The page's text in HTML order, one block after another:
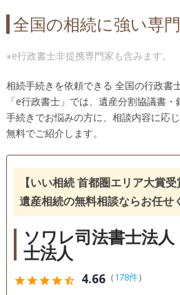
全国の相続に強い専
※e行政書士非提携専門家も含みます。
相続手続きを依頼できる 全国の行政書
「e行政書士」では、遺産分割協議書
手続きでお悩みの方に、相談内容に応
無料でご紹介します。
【いい相続 首都圏エリア大賞
遺産相続の無料相談ならお任せ
ソワレ司法書士法
士法人
starstarstarstarstar_half 4.66（178件）